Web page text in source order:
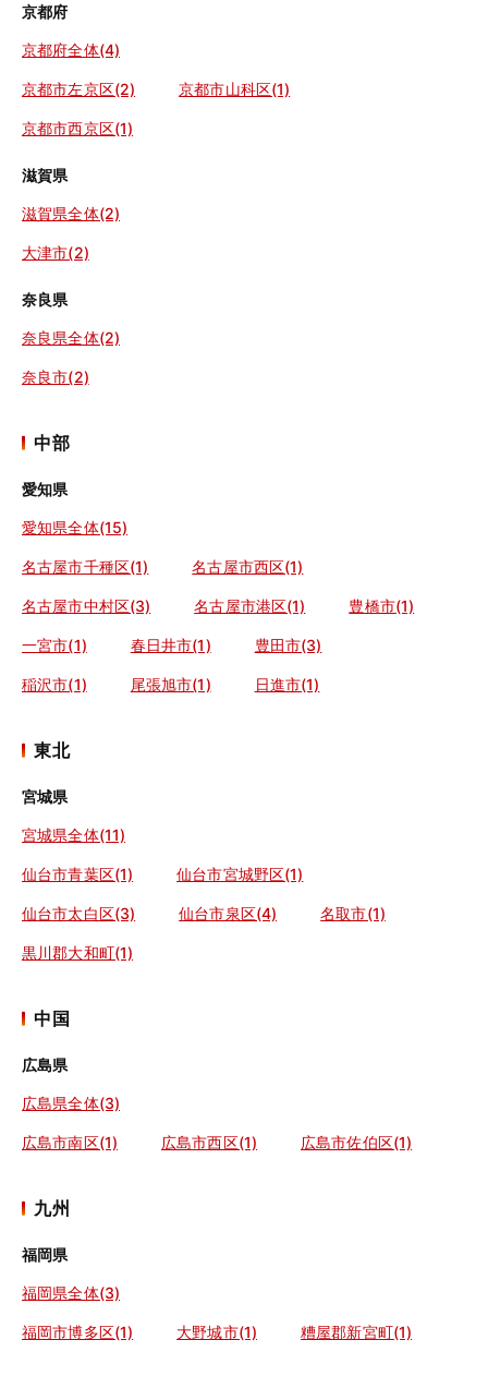
京都府
京都府全体(4)
京都市左京区(2) 京都市山科区(1)
京都市西京区(1)
滋賀県
滋賀県全体(2)
大津市(2)
奈良県
奈良県全体(2)
奈良市(2)
中部
愛知県
愛知県全体(15)
名古屋市千種区(1) 名古屋市西区(1)
名古屋市中村区(3) 名古屋市港区(1) 豊橋市(1)
一宮市(1) 春日井市(1) 豊田市(3)
稲沢市(1) 尾張旭市(1) 日進市(1)
東北
宮城県
宮城県全体(11)
仙台市青葉区(1) 仙台市宮城野区(1)
仙台市太白区(3) 仙台市泉区(4) 名取市(1)
黒川郡大和町(1)
中国
広島県
広島県全体(3)
広島市南区(1) 広島市西区(1) 広島市佐伯区(1)
九州
福岡県
福岡県全体(3)
福岡市博多区(1) 大野城市(1) 糟屋郡新宮町(1)